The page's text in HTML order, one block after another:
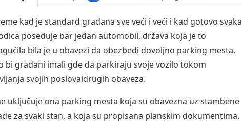
kad je standard građana sve veći i veći i kad gotovo svaka
poseduje bar jedan automobil, država koja je to
bila je u obavezi da obezbedi dovoljno parking mesta,
bi građani imali gde da parkiraju svoje vozilo tokom
svojih poslovaidrugih obaveza.
uključuje ona parking mesta koja su obavezna uz stambene
za svaki stan, a koja su propisana planskim dokumentima.